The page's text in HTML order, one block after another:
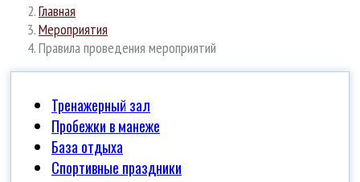
Главная
Мероприятия
Правила проведения мероприятий
Тренажерный зал
Пробежки в манеже
База отдыха
Спортивные праздники